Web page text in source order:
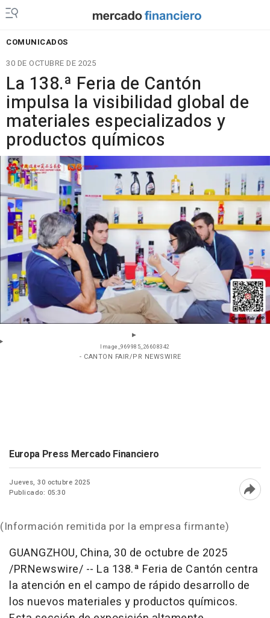
COMUNICADOS
30 DE OCTUBRE DE 2025
La 138.ª Feria de Cantón
impulsa la visibilidad global de
materiales especializados y
productos químicos
Image_969985_26608342
- CANTON FAIR/PR NEWSWIRE
Europa Press Mercado Financiero
Jueves, 30 octubre 2025
Publicado: 05:30
(Información remitida por la empresa firmante)
GUANGZHOU, China, 30 de octubre de 2025
/PRNewswire/ -- La 138.ª Feria de Cantón centra
la atención en el campo de rápido desarrollo de
los nuevos materiales y productos químicos.